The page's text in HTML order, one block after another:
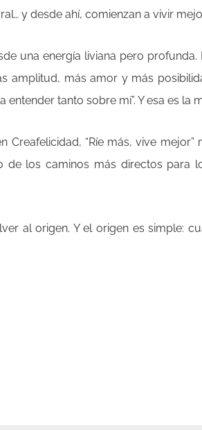
y desde ahí, comienzan a vivir
una energía liviana pero
amplitud, más amor y más
tanto sobre mí”. Y esa es la
Creafelicidad, “Ríe más, vive
de los caminos más directos
al origen. Y el origen es simple: